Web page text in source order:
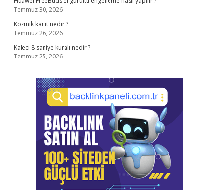
Temmuz 30, 2026
Kozmik kanıt nedir ?
Temmuz 26, 2026
Kaleci 8 saniye kuralı nedir ?
Temmuz 25, 2026